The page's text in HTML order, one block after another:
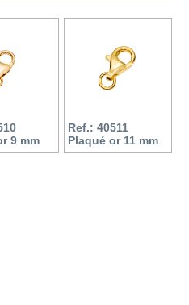
9 mm
Ref.: 40511
Plaqué or 11 mm